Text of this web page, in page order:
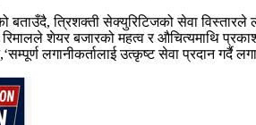
त्रिशक्ती सेक्युरिटिजको सेवा
शेयर बजारको महत्व र औचित्यमाथि
लगानीकर्तालाई उत्कृष्ट सेवा प्रदान गर्दै